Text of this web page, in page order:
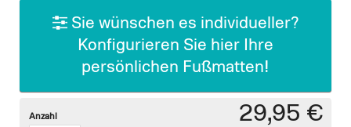
Sie wünschen es individueller?
Konfigurieren Sie hier Ihre
persönlichen Fußmatten!
29,95 €
Anzahl